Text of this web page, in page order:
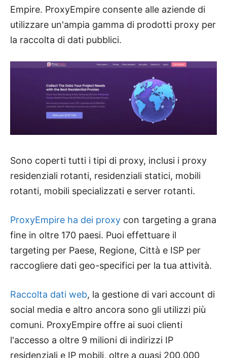
Empire. ProxyEmpire consente alle aziende di
utilizzare un'ampia gamma di prodotti proxy per
la raccolta di dati pubblici.
Sono coperti tutti i tipi di proxy, inclusi i proxy
residenziali rotanti, residenziali statici, mobili
rotanti, mobili specializzati e server rotanti.
ProxyEmpire ha dei proxy con targeting a grana
fine in oltre 170 paesi. Puoi effettuare il
targeting per Paese, Regione, Città e ISP per
raccogliere dati geo-specifici per la tua attività.
Raccolta dati web, la gestione di vari account di
social media e altro ancora sono gli utilizzi più
comuni. ProxyEmpire offre ai suoi clienti
l'accesso a oltre 9 milioni di indirizzi IP
residenziali e IP mobili, oltre a quasi 200,000